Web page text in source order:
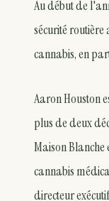
Au début de
sécurité
cannabis, en
Aaron Houston
plus de deux
Maison
cannabis
directeur